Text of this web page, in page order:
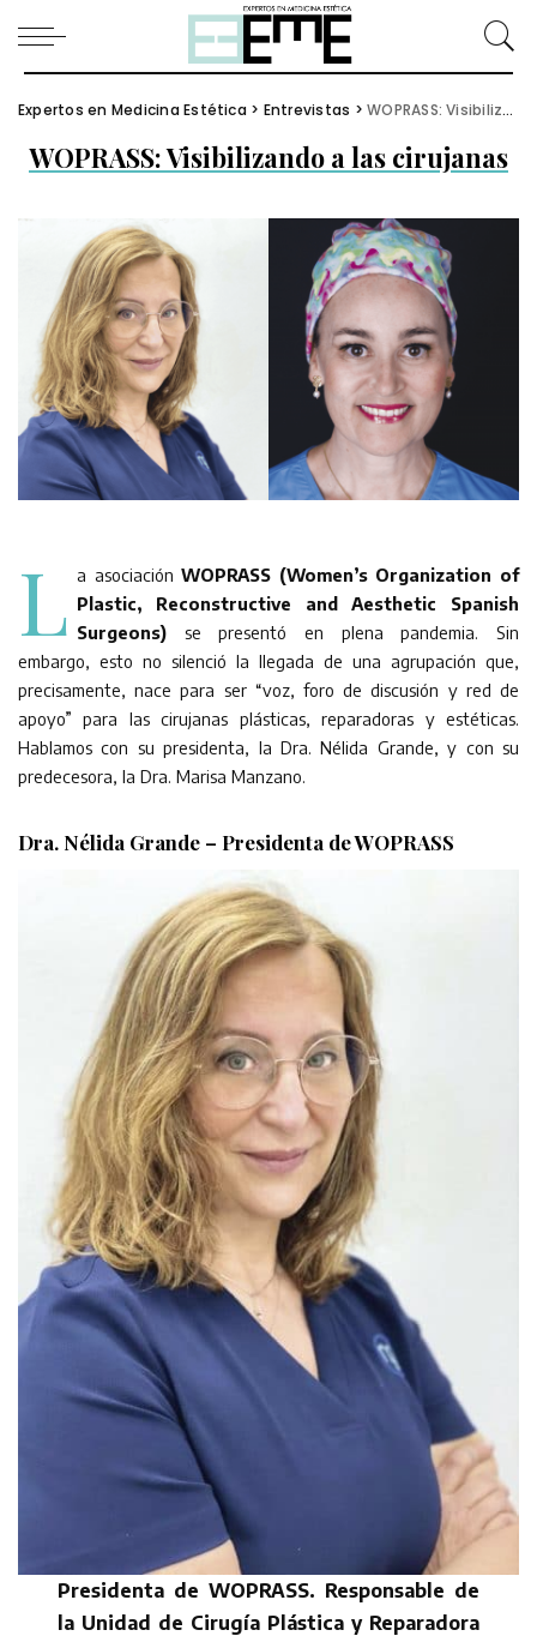
Expertos en Medicina Estética > Entrevistas >WOPRASS: Visibilizando a las cirujanas
WOPRASS: Visibilizando a las cirujanas
L a asociaciónWOPRASS (Women’s Organization of
Plastic, Reconstructive and Aesthetic Spanish
Surgeons) se presentó en plena pandemia. Sin
embargo, esto no silenció la llegada de una agrupación que,
precisamente, nace para ser “voz, foro de discusión y red de
apoyo” para las cirujanas plásticas, reparadoras y estéticas.
Hablamos con su presidenta, la Dra. Nélida Grande, y con su
predecesora, la Dra. Marisa Manzano.
Dra. Nélida Grande – Presidenta de WOPRASS
Presidenta de WOPRASS. Responsable de
la Unidad de Cirugía Plástica y Reparadora